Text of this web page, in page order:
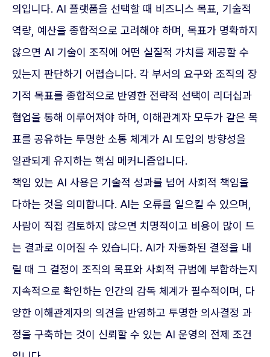
의입니다. AI 플랫폼을 선택할 때 비즈니스 목표, 기술적
역량, 예산을 종합적으로 고려해야 하며, 목표가 명확하지
않으면 AI 기술이 조직에 어떤 실질적 가치를 제공할 수
있는지 판단하기 어렵습니다. 각 부서의 요구와 조직의 장
기적 목표를 종합적으로 반영한 전략적 선택이 리더십과
협업을 통해 이루어져야 하며, 이해관계자 모두가 같은 목
표를 공유하는 투명한 소통 체계가 AI 도입의 방향성을
일관되게 유지하는 핵심 메커니즘입니다.
책임 있는 AI 사용은 기술적 성과를 넘어 사회적 책임을
다하는 것을 의미합니다. AI는 오류를 일으킬 수 있으며,
사람이 직접 검토하지 않으면 치명적이고 비용이 많이 드
는 결과로 이어질 수 있습니다. AI가 자동화된 결정을 내
릴 때 그 결정이 조직의 목표와 사회적 규범에 부합하는지
지속적으로 확인하는 인간의 감독 체계가 필수적이며, 다
양한 이해관계자의 의견을 반영하고 투명한 의사결정 과
정을 구축하는 것이 신뢰할 수 있는 AI 운영의 전제 조건